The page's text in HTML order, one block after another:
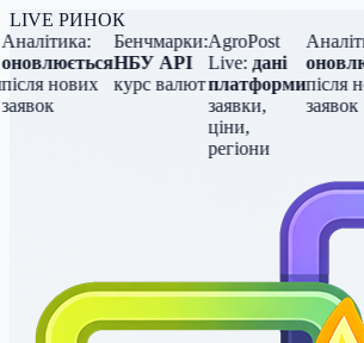
LIVE РИНОК
нових
Бенчмарки:
НБУ API
курс валют
AgroPost
Live: дані
платформи
заявки,
ціни,
регіони
після
заявок